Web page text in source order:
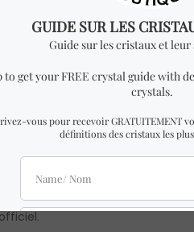
avec des dimensions
à 100%.Apprenez-en
Veuillez noter que les prix en
tortue de protection pour